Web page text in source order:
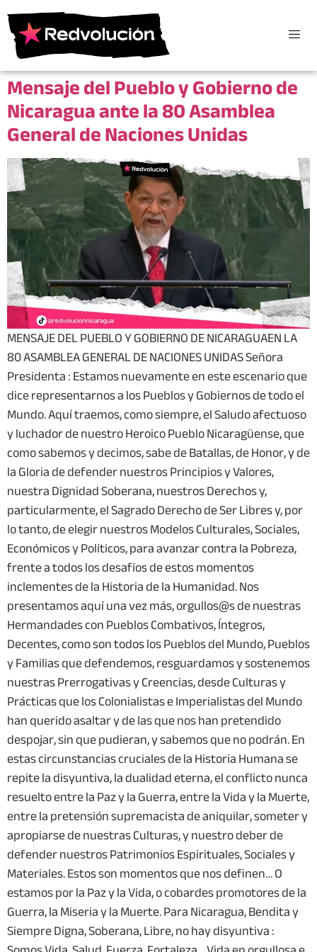
Mensaje del Pueblo y Gobierno de
Nicaragua ante la 80 Asamblea
General de Naciones Unidas
MENSAJE DEL PUEBLO Y GOBIERNO DE NICARAGUAEN LA
80 ASAMBLEA GENERAL DE NACIONES UNIDAS Señora
Presidenta : Estamos nuevamente en este escenario que
dice representarnos a los Pueblos y Gobiernos de todo el
Mundo. Aquí traemos, como siempre, el Saludo afectuoso
y luchador de nuestro Heroico Pueblo Nicaragüense, que
como sabemos y decimos, sabe de Batallas, de Honor, y de
la Gloria de defender nuestros Principios y Valores,
nuestra Dignidad Soberana, nuestros Derechos y,
particularmente, el Sagrado Derecho de Ser Libres y, por
lo tanto, de elegir nuestros Modelos Culturales, Sociales,
Económicos y Políticos, para avanzar contra la Pobreza,
frente a todos los desafíos de estos momentos
inclementes de la Historia de la Humanidad. Nos
presentamos aquí una vez más, orgullos@s de nuestras
Hermandades con Pueblos Combativos, Íntegros,
Decentes, como son todos los Pueblos del Mundo, Pueblos
y Familias que defendemos, resguardamos y sostenemos
nuestras Prerrogativas y Creencias, desde Culturas y
Prácticas que los Colonialistas e Imperialistas del Mundo
han querido asaltar y de las que nos han pretendido
despojar, sin que pudieran, y sabemos que no podrán. En
estas circunstancias cruciales de la Historia Humana se
repite la disyuntiva, la dualidad eterna, el conflicto nunca
resuelto entre la Paz y la Guerra, entre la Vida y la Muerte,
entre la pretensión supremacista de aniquilar, someter y
apropiarse de nuestras Culturas, y nuestro deber de
defender nuestros Patrimonios Espirituales, Sociales y
Materiales. Estos son momentos que nos definen… O
estamos por la Paz y la Vida, o cobardes promotores de la
Guerra, la Miseria y la Muerte. Para Nicaragua, Bendita y
Siempre Digna, Soberana, Libre, no hay disyuntiva :